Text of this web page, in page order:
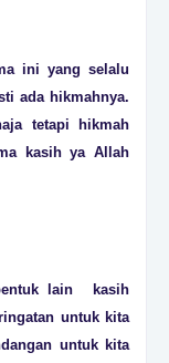
ini yang selalu
ada hikmahnya.
tetapi hikmah
kasih ya Allah
lain kasih
untuk kita
untuk kita